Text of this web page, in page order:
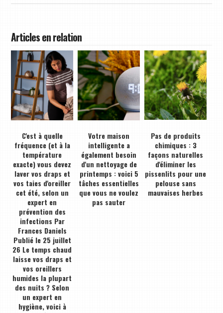
Articles en relation
C'est à quelle
fréquence (et à la
température
exacte) vous devez
laver vos draps et
vos taies d'oreiller
cet été, selon un
expert en
prévention des
infections Par
Frances Daniels
Publié le 25 juillet
26 Le temps chaud
laisse vos draps et
vos oreillers
humides la plupart
des nuits ? Selon
un expert en
hygiène, voici à
Votre maison
intelligente a
également besoin
d'un nettoyage de
printemps : voici 5
tâches essentielles
que vous ne voulez
pas sauter
Pas de produits
chimiques : 3
façons naturelles
d'éliminer les
pissenlits pour une
pelouse sans
mauvaises herbes